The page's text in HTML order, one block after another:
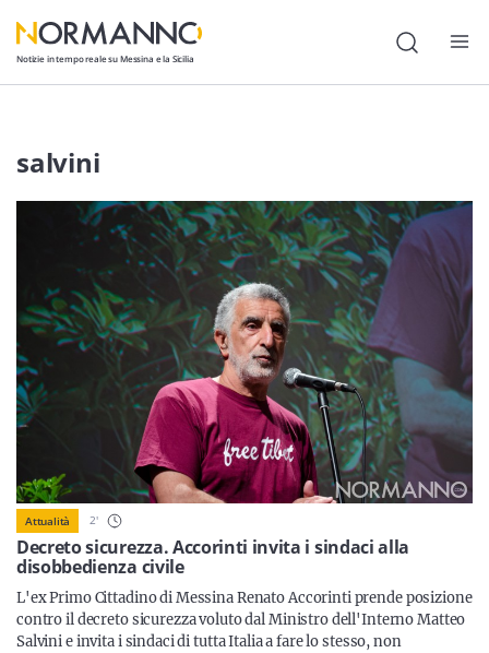
Notizie in tempo reale su Messina e la Sicilia
Attualità
Politica
Cultura
Lavoro
Società
Economia
Sicilia
Servizi
salvini
Decreto sicurezza. Accorinti invita i sindaci alla
disobbedienza civile
Attualità 2'
L'ex Primo Cittadino di Messina Renato Accorinti prende posizione
contro il decreto sicurezza voluto dal Ministro dell'Interno Matteo
Salvini e invita i sindaci di tutta Italia a fare lo stesso, non